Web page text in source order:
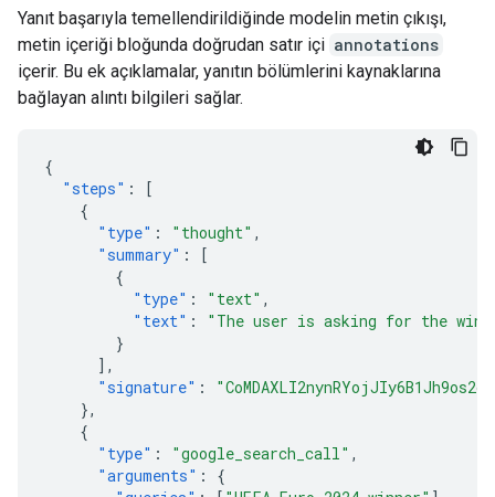
Yanıt başarıyla temellendirildiğinde modelin metin çıkışı,
metin içeriği bloğunda doğrudan satır içi annotations
içerir. Bu ek açıklamalar, yanıtın bölümlerini kaynaklarına
bağlayan alıntı bilgileri sağlar.
{
"steps" :
[
{
"type" : "thought" ,
"summary" :
[
{
"type" : "text" ,
"text" :
"The user is asking for the
}
],
"signature" :
},
{
"type" : "google_search_call" ,
"arguments" :
{